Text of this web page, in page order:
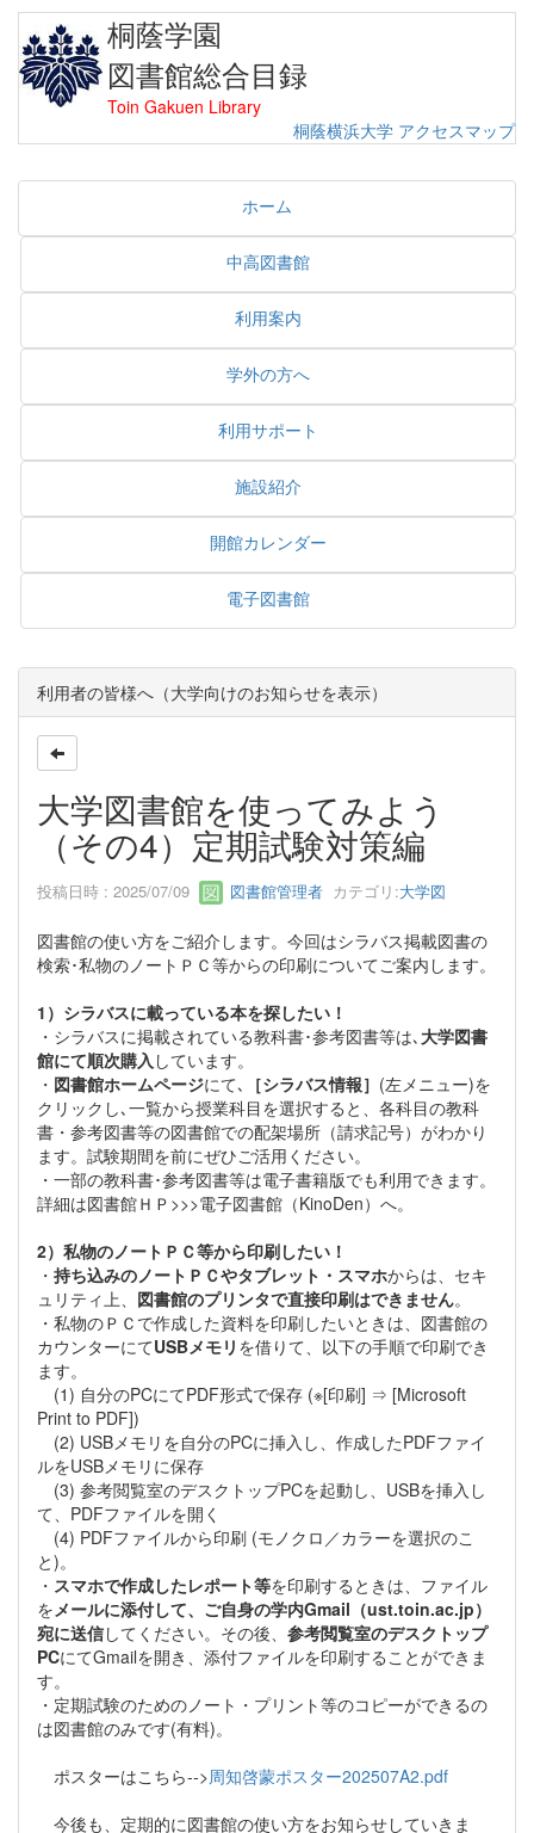
桐蔭学園
図書館総合目録
Toin Gakuen Library
桐蔭横浜大学 アクセスマップ
ホーム
中高図書館
利用案内
学外の方へ
利用サポート
施設紹介
開館カレンダー
電子図書館
利用者の皆様へ（大学向けのお知らせを表示）
大学図書館を使ってみよう
（その4）定期試験対策編
投稿日時 : 2025/07/09 図書館管理者 カテゴリ:大学図
図書館の使い方をご紹介します。今回はシラバス掲載図書の
検索･私物のノートＰＣ等からの印刷についてご案内します。
1）シラバスに載っている本を探したい！
・シラバスに掲載されている教科書･参考図書等は､ 大学図書
館にて順次購入 しています。
・ 図書館ホームページにて､ ［シラバス情報］ (左メニュー)を
クリックし､一覧から授業科目を選択すると、各科目の教科
書・参考図書等の図書館での配架場所（請求記号）がわかり
ます。試験期間を前にぜひご活用ください。
・一部の教科書･参考図書等は電子書籍版でも利用できます。
詳細は図書館ＨＰ>>>電子図書館（KinoDen）へ。
2）私物のノートＰＣ等から印刷したい！
・ 持ち込みのノートＰＣやタブレット・スマホからは、セキ
ュリティ上、 図書館のプリンタで直接印刷はできません。
・私物のＰＣで作成した資料を印刷したいときは、図書館の
カウンターにてUSBメモリ を借りて、以下の手順で印刷でき
ます。
(1) 自分のPCにてPDF形式で保存 (※[印刷] ⇒ [Microsoft
Print to PDF])
(2) USBメモリを自分のPCに挿入し、作成したPDFファイ
ルをUSBメモリに保存
(3) 参考閲覧室のデスクトップPCを起動し、USBを挿入し
て、PDFファイルを開く
(4) PDFファイルから印刷 (モノクロ／カラーを選択のこ
と)。
・ スマホで作成したレポート等を印刷するときは、ファイル
をメールに添付して、ご自身の学内Gmail（ust.toin.ac.jp）
宛に送信してください。その後、 参考閲覧室のデスクトップ
PCにてGmailを開き、添付ファイルを印刷することができま
す。
・定期試験のためのノート・プリント等のコピーができるの
は図書館のみです(有料)。
ポスターはこちら-->周知啓蒙ポスター202507A2.pdf
今後も、定期的に図書館の使い方をお知らせしていきま